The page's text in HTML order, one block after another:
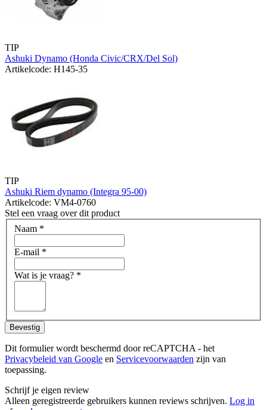
TIP
Ashuki Dynamo (Honda Civic/CRX/Del Sol)
Artikelcode: H145-35
TIP
Ashuki Riem dynamo (Integra 95-00)
Artikelcode: VM4-0760
Stel een vraag over dit product
Naam *
E-mail *
Wat is je vraag? *
Bevestig
Dit formulier wordt beschermd door reCAPTCHA - het
Privacybeleid van Google en Servicevoorwaarden zijn van
toepassing.
Schrijf je eigen review
Alleen geregistreerde gebruikers kunnen reviews schrijven. Log in